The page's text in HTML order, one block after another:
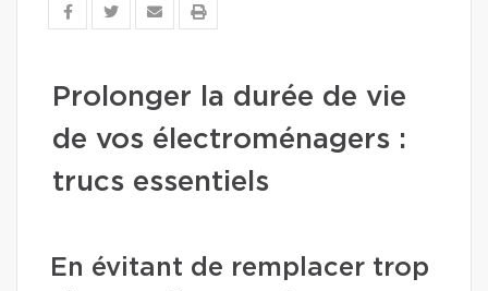
Prolonger la durée de vie
de vos électroménagers :
trucs essentiels
En évitant de remplacer trop